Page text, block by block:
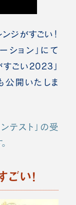
ジがすごい！
ョン」にて
すごい2023」
公開いたしま
テスト」の受
い！